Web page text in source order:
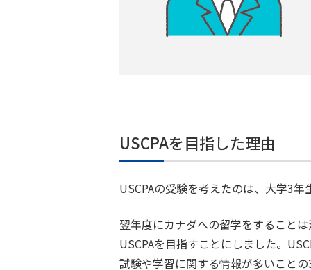
USCPAを目指した理由
USCPAの受験を考えたのは、大学3年
翌年度にカナダへの留学をすること
USCPAを目指すことにしました。
試験や学習に関する情報が多いこと